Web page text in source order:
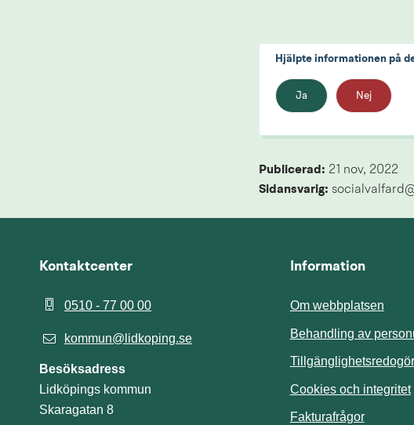
Hjälpte informationen på
Ja Nej
Publicerad: 21 nov, 2022
Sidansvarig:
Kontaktcenter
0510 - 77 00 00
kommun@lidkoping.se
Besöksadress
Lidköpings kommun
Skaragatan 8
Information
Om webbplatsen
Behandling av
Cookies och integritet
Fakturafrågor